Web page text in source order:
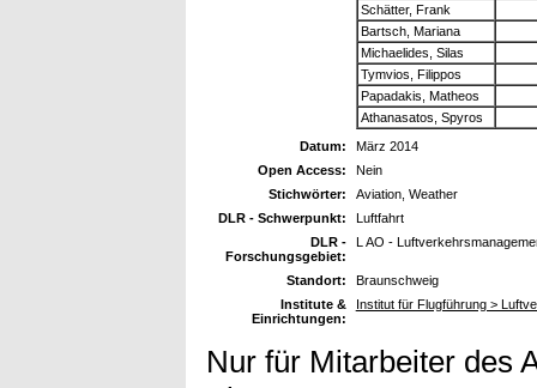
Schätter, Frank
Bartsch, Mariana
Michaelides, Silas
Tymvios, Filippos
Papadakis, Matheos
Athanasatos, Spyros
Datum:
März 2014
Open Access:
Nein
Stichwörter:
Aviation, Weather
DLR - Schwerpunkt:
Luftfahrt
DLR -
Forschungsgebiet:
L AO -
Standort:
Braunschweig
Institute &
Einrichtungen:
Institut für Flugführung >
Nur für Mitarbeiter des